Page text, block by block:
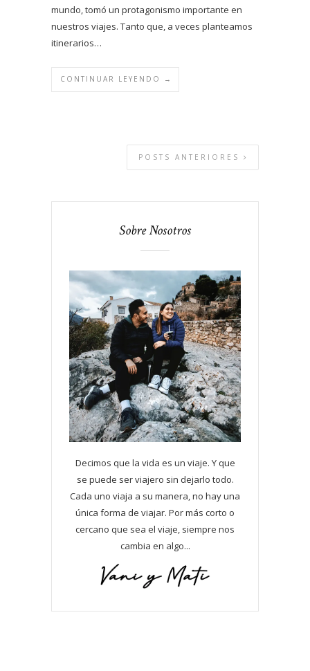
mundo, tomó un protagonismo importante en
nuestros viajes. Tanto que, a veces planteamos
itinerarios…
CONTINUAR LEYENDO →
POSTS ANTERIORES
Sobre Nosotros
Decimos que la vida es un viaje. Y que
se puede ser viajero sin dejarlo todo.
Cada uno viaja a su manera, no hay una
única forma de viajar. Por más corto o
cercano que sea el viaje, siempre nos
cambia en algo...